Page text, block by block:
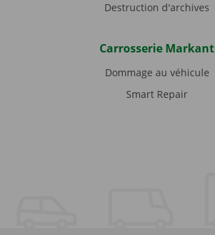
Destruction d'archives
Carrosserie Markant
Dommage au véhicule
Smart Repair